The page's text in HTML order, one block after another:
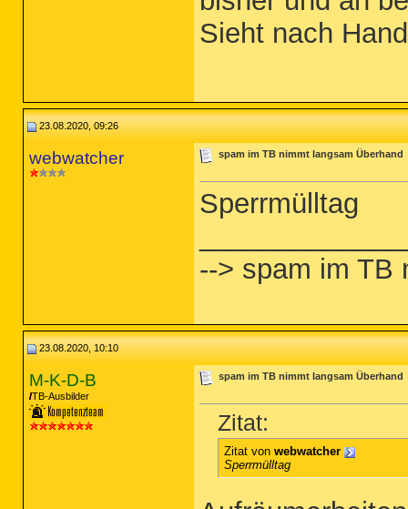
Sieht nach
23.08.2020, 09:26
webwatcher spam im TB nimmt langsam Überhand
Sperrmülltag
--> spam im TB
23.08.2020, 10:10
M-K-D-B
TB-Ausbilder
spam im TB nimmt langsam Überhand
Zitat:
Zitat von webwatcher
Sperrmülltag